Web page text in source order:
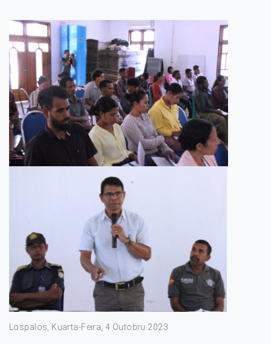
Lospalos, Kuarta-Feira, 4 Outobru 2023